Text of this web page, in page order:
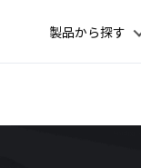
製品から探す